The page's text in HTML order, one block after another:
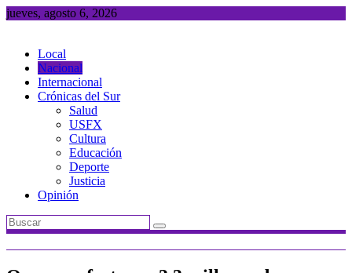
Saltar
jueves, agosto 6, 2026
Local
Nacional
Internacional
Crónicas del Sur
Salud
USFX
Cultura
Educación
Deporte
Justicia
Opinión